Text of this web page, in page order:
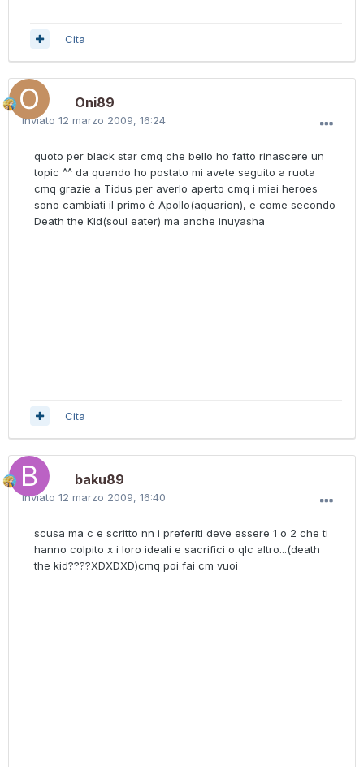
Cita
Oni89
Inviato 12 marzo 2009, 16:24
quoto per black star cmq che bello ho fatto rinascere un
topic ^^ da quando ho postato mi avete seguito a ruota
cmq grazie a Tidus per averlo aperto cmq i miei heroes
sono cambiati il primo è Apollo(aquarion), e come secondo
Death the Kid(soul eater) ma anche inuyasha
Cita
baku89
Inviato 12 marzo 2009, 16:40
scusa ma c e scritto nn i preferiti deve essere 1 o 2 che ti
hanno colpito x i loro ideali e sacrifici o qlc altro...(death
the kid????XDXDXD)cmq poi fai cm vuoi